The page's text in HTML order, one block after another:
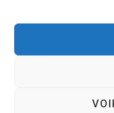
et de 13h30 à